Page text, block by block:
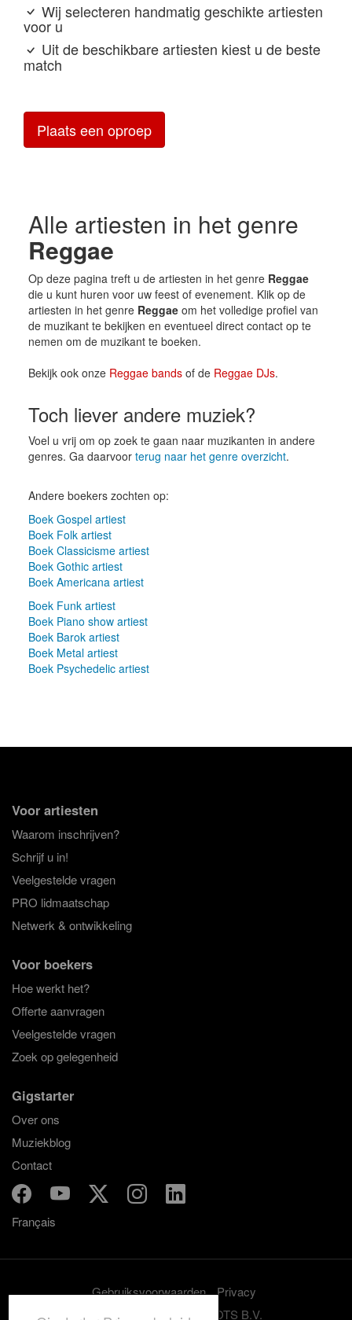
Wij selecteren handmatig geschikte artiesten
voor u
Uit de beschikbare artiesten kiest u de beste
match
Plaats een oproep
Alle artiesten in het genre
Reggae
Op deze pagina treft u de artiesten in het genre Reggae
die u kunt huren voor uw feest of evenement. Klik op de
artiesten in het genre Reggaeom het volledige profiel van
de muzikant te bekijken en eventueel direct contact op te
nemen om de muzikant te boeken.
Bekijk ook onze Reggae bandsof de Reggae DJs.
Toch liever andere muziek?
Voel u vrij om op zoek te gaan naar muzikanten in andere
genres. Ga daarvoor terug naar het genre overzicht.
Andere boekers zochten op:
Boek Gospel artiest
Boek Folk artiest
Boek Classicisme artiest
Boek Gothic artiest
Boek Americana artiest
Boek Funk artiest
Boek Piano show artiest
Boek Barok artiest
Boek Metal artiest
Boek Psychedelic artiest
Voor artiesten
Waarom inschrijven?
Schrijf u in!
Veelgestelde vragen
PRO lidmaatschap
Netwerk & ontwikkeling
Voor boekers
Hoe werkt het?
Offerte aanvragen
Veelgestelde vragen
Zoek op gelegenheid
Gigstarter
Over ons
Muziekblog
Contact
Français
Gebruiksvoorwaarden
Privacy
© 2012-2026 GRASSROOTS B.V.